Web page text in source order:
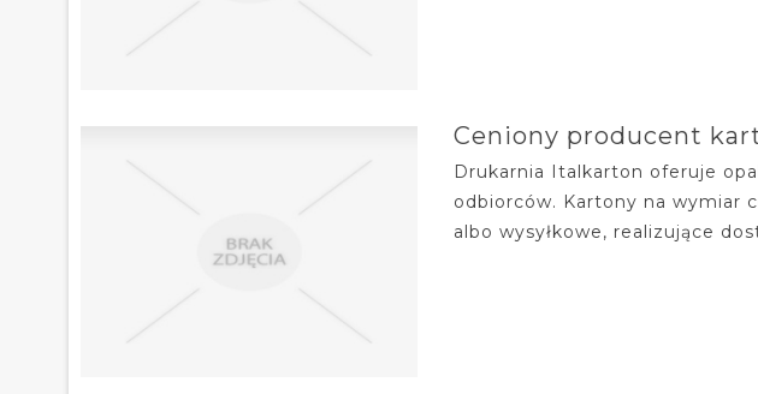
Ceniony producent
Drukarnia Italkarton oferuje
odbiorców. Kartony na wymiar
albo wysyłkowe, realizujące